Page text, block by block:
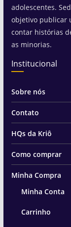
adolescentes.
objetivo publicar
contar histórias
as minorias.
Institucional
Sobre nós
Contato
HQs da Kriô
Como comprar
Minha Compra
Minha Conta
Carrinho